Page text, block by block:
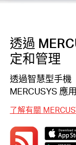
透過
定和管理
透過智慧型手機
MERCUSYS 應
了解有關